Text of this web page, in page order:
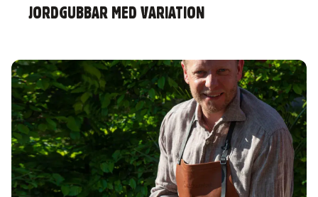
JORDGUBBAR MED VARIATION